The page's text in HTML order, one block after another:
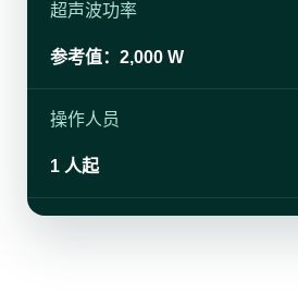
超声波功率
参考值：2,000 W
操作人员
1 人起